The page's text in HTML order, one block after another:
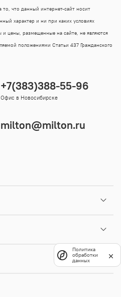
+7(383)388-55-96
Офис в Новосибирске
milton@milton.ru
что данный интернет-сайт носит
характер и ни при каких условиях
цены, размещенные на сайте, не являются
положениями Статьи 437 Гражданского
Политика
обработки
данных